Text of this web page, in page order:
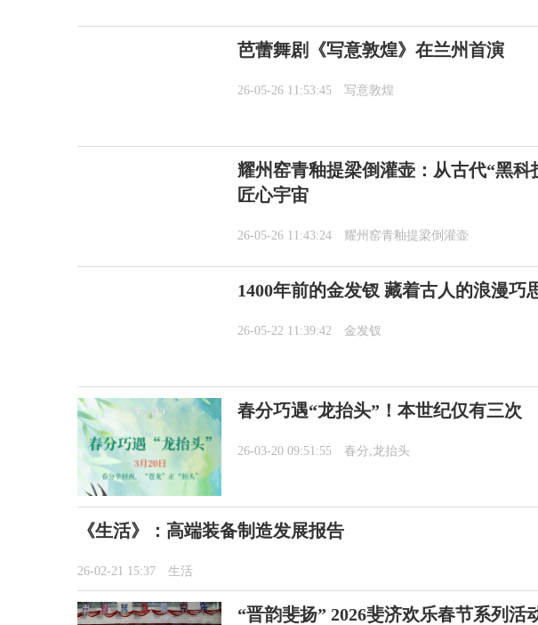
芭蕾舞剧《写意敦煌》在兰州首演
26-05-26 11:53:45 写意敦煌
耀州窑青釉提梁倒灌壶：从古代“黑
匠心宇宙
26-05-26 11:43:24 耀州窑青釉提梁倒灌壶
1400年前的金发钗 藏着古人的浪漫巧
26-05-22 11:39:42 金发钗
春分巧遇“龙抬头”！本世纪仅有三次
26-03-20 09:51:55 春分,龙抬头
《生活》：高端装备制造发展报告
26-02-21 15:37 生活
“晋韵斐扬” 2026斐济欢乐春节系列